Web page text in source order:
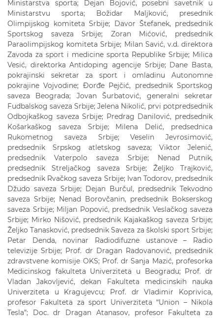
Ministarstva sporta; Dejan Bojović, posebni savetnik u
Ministarstvu sporta; Božidar Maljković, presednik
Olimpijskog komiteta Srbije; Davor Štefanek, predsednik
Sportskog saveza Srbije; Zoran Mićović, predsednik
Paraolimpijskog komiteta Srbije; Milan Savić, v.d. direktora
Zavoda za sport i medicine sporta Republike Srbije; Milica
Vesić, direktorka Antidoping agencije Srbije; Dane Basta,
pokrajinski sekretar za sport i omladinu Autonomne
pokrajine Vojvodine; Đorđe Pejčić, predsednik Sportskog
saveza Beograda; Jovan Šurbatović, generalni sekretar
Fudbalskog saveza Srbije; Jelena Nikolić, prvi potpredsednik
Odbojkaškog saveza Srbije; Predrag Danilović, predsednik
Košarkaškog saveza Srbije; Milena Delić, predsednica
Rukometnog saveza Srbije; Veselin Jevrosimović,
predsednik Srpskog atletskog saveza; Viktor Jelenić,
predsednik Vaterpolo saveza Srbije; Nenad Putnik,
predsednik Streljačkog saveza Srbije; Željko Trajković,
predsednik Rvačkog saveza Srbije; Ivan Todorov, predsednik
Džudo saveza Srbije; Dejan Burčul, predsednik Tekvodno
saveza Srbije; Nenad Borovčanin, predsednik Bokserskog
saveza Srbije; Miljan Popović, predsednik Veslačkog saveza
Srbije; Mirko Nišović, predsednik Kajakaškog saveza Srbije;
Željko Tanasković, predsednik Saveza za školski sport Srbije;
Petar Denda, novinar Radiodifuzne ustanove – Radio
televizije Srbije; Prof. dr Dragan Radovanović, predsednik
zdravstvene komisije OKS; Prof. dr Sanja Mazić, profesorka
Medicinskog fakulteta Univerziteta u Beogradu; Prof. dr
Vladan Jakovljević, dekan Fakulteta medicinskih nauka
Univerziteta u Kragujevcu; Prof. dr Vladimir Koprivica,
profesor Fakulteta za sport Univerziteta “Union – Nikola
Tesla”; Doc. dr Dragan Atanasov, profesor Fakulteta za